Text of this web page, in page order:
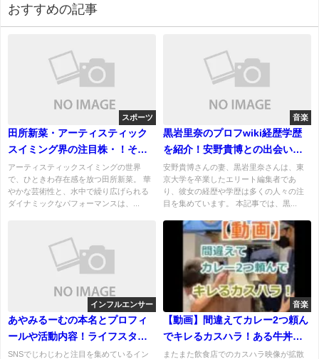
おすすめの記事
スポーツ
田所新菜・アーティスティック
スイミング界の注目株・！その
驚異の身体能力を徹底解説
アーティスティックスイミングの世界
で、ひときわ存在感を放つ田所新菜。 華
やかな芸術性と、水中で繰り広げられる
ダイナミックなパフォーマンスは、...
音楽
黒岩里奈のプロフwiki経歴学歴
を紹介！安野貴博との出会いと
馴れ初め、子供について！
安野貴博さんの妻、黒岩里奈さんは、東
京大学を卒業したエリート編集者であ
り、彼女の経歴や学歴は多くの人々の注
目を集めています。 本記事では、黒...
インフルエンサー
あやみるーむの本名とプロフィ
ールや活動内容！ライフスタイ
ル系インフルエンサーを徹底解
SNSでじわじわと注目を集めているイン
音楽
【動画】間違えてカレー2つ頼ん
でキレるカスハラ！ある牛丼屋
でのネチネチクレーマー！
またまた飲食店でのカスハラ映像が拡散